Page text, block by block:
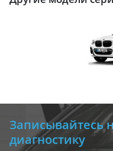
Записывайтесь
диагностику